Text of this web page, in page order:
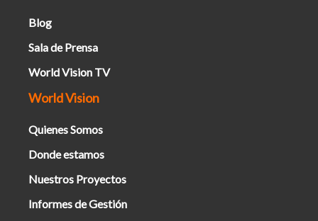
Blog
Sala de Prensa
World Vision TV
World Vision
Quienes Somos
Donde estamos
Nuestros Proyectos
Informes de Gestión